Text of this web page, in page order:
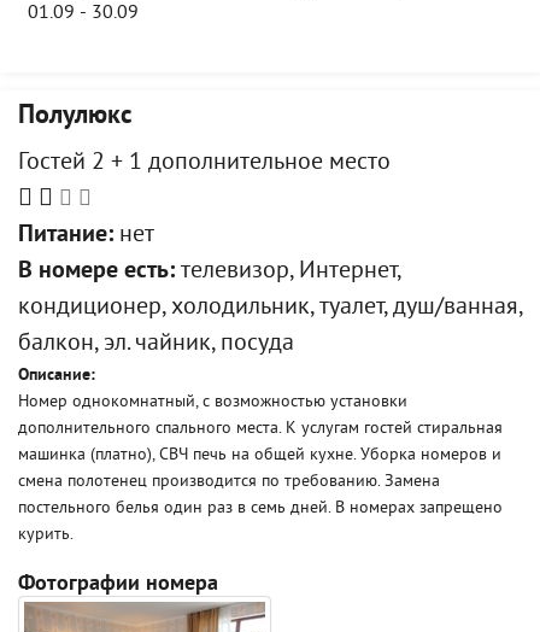
01.09 - 30.09
Полулюкс
Гостей 2 + 1 дополнительное место
Питание: нет
В номере есть: телевизор, Интернет,
кондиционер, холодильник, туалет, душ/ванная,
балкон, эл. чайник, посуда
Описание:
Номер однокомнатный, с возможностью установки
дополнительного спального места. К услугам гостей стиральная
машинка (платно), СВЧ печь на общей кухне. Уборка номеров и
смена полотенец производится по требованию. Замена
постельного белья один раз в семь дней. В номерах запрещено
курить.
Фотографии номера